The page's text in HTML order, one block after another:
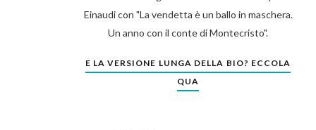
Einaudi con "La vendetta è un ballo in maschera.
Un anno con il conte di Montecristo".
E LA VERSIONE LUNGA DELLA BIO? ECCOLA
QUA